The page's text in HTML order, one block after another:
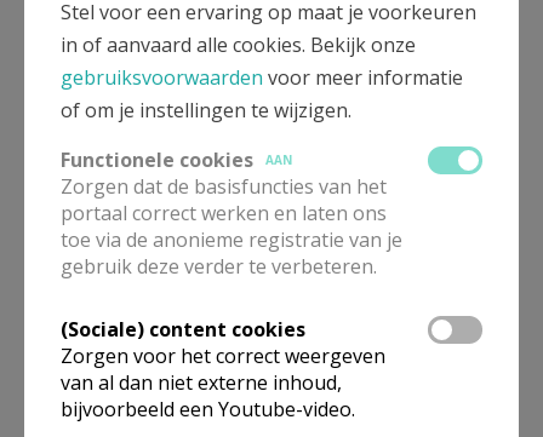
Artikel
Vrienden van Lourdes Sente
Deel dit artikel
Stel voor een ervaring op maat je voorkeuren
in of aanvaard alle cookies. Bekijk onze
gebruiksvoorwaarden voor meer informatie
of om je instellingen te wijzigen.
Functionele cookies
AAN
Zorgen dat de basisfuncties van het
portaal correct werken en laten ons
toe via de anonieme registratie van je
gebruik deze verder te verbeteren.
(Sociale) content cookies
Zorgen voor het correct weergeven
van al dan niet externe inhoud,
bijvoorbeeld een Youtube-video.